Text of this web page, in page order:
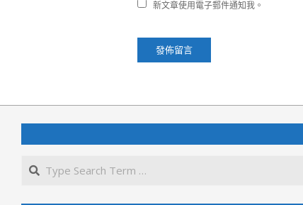
新文章使用電子郵件通知我。